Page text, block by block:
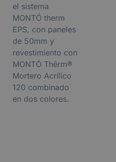
el sistema
MONTÓ therm
EPS, con paneles
de 50mm y
revestimiento con
MONTÓ Thêrm®
Mortero Acrílico
120 combinado
en dos colores.